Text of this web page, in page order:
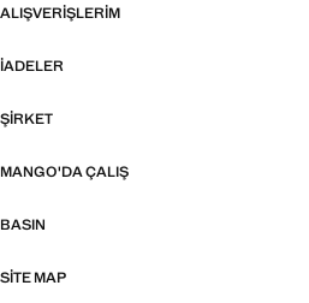
ALIŞVERIŞLERIM
İADELER
ŞIRKET
MANGO'DA ÇALIŞ
BASIN
SITE MAP